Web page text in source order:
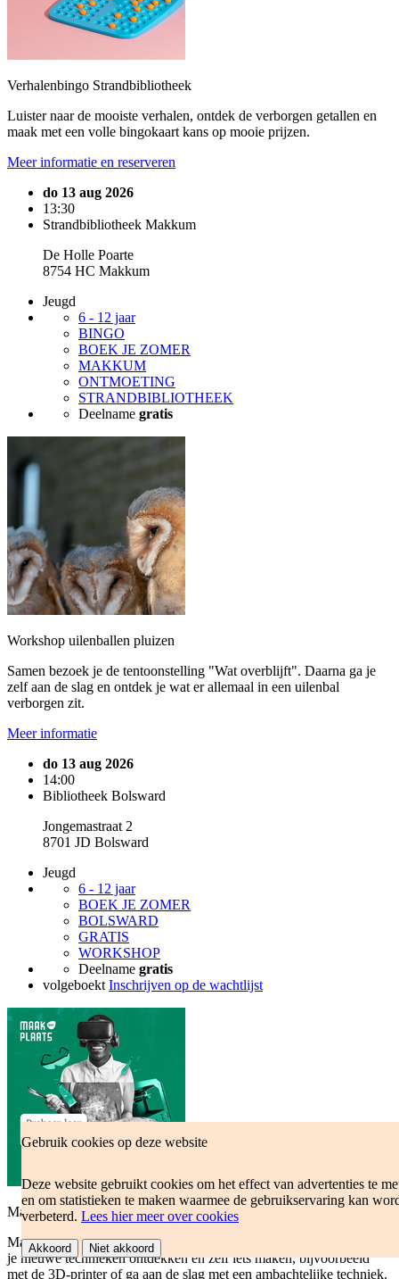
Gebruik cookies op deze website
Deze website gebruikt cookies om het effect van advertenties te
en om statistieken te maken waarmee de gebruikservaring kan
verbeterd. Lees hier meer over cookies
Akkoord Niet akkoord
Verhalenbingo Strandbibliotheek
Luister naar de mooiste verhalen, ontdek de verborgen getallen en
maak met een volle bingokaart kans op mooie prijzen.
Meer informatie en reserveren
do 13 aug 2026
13:30
Strandbibliotheek Makkum
De Holle Poarte
8754 HC Makkum
Jeugd
6 - 12 jaar
BINGO
BOEK JE ZOMER
MAKKUM
ONTMOETING
STRANDBIBLIOTHEEK
Deelname gratis
Workshop uilenballen pluizen
Samen bezoek je de tentoonstelling "Wat overblijft". Daarna ga je
zelf aan de slag en ontdek je wat er allemaal in een uilenbal
verborgen zit.
Meer informatie
do 13 aug 2026
14:00
Bibliotheek Bolsward
Jongemastraat 2
8701 JD Bolsward
Jeugd
6 - 12 jaar
BOEK JE ZOMER
BOLSWARD
GRATIS
WORKSHOP
Deelname gratis
volgeboekt Inschrijven op de wachtlijst
Maakplaats: Open Maakplaats
Maak kennis met de Maakplaats. Tijdens de Open Maakplaats kun
je nieuwe technieken ontdekken en zelf iets maken, bijvoorbeeld
met de 3D-printer of ga aan de slag met een ambachtelijke techniek.